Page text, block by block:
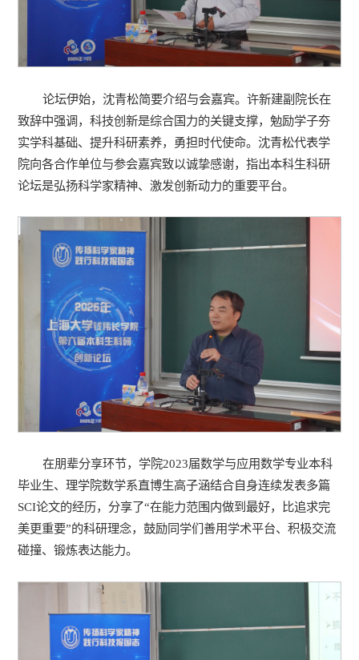
论坛伊始，沈青松简要介绍与会嘉宾。许新建副院长在
致辞中强调，科技创新是综合国力的关键支撑，勉励学子夯
实学科基础、提升科研素养，勇担时代使命。沈青松代表学
院向各合作单位与参会嘉宾致以诚挚感谢，指出本科生科研
论坛是弘扬科学家精神、激发创新动力的重要平台。
在朋辈分享环节，学院2023届数学与应用数学专业本科
毕业生、理学院数学系直博生高子涵结合自身连续发表多篇
SCI论文的经历，分享了“在能力范围内做到最好，比追求完
美更重要”的科研理念，鼓励同学们善用学术平台、积极交流
碰撞、锻炼表达能力。